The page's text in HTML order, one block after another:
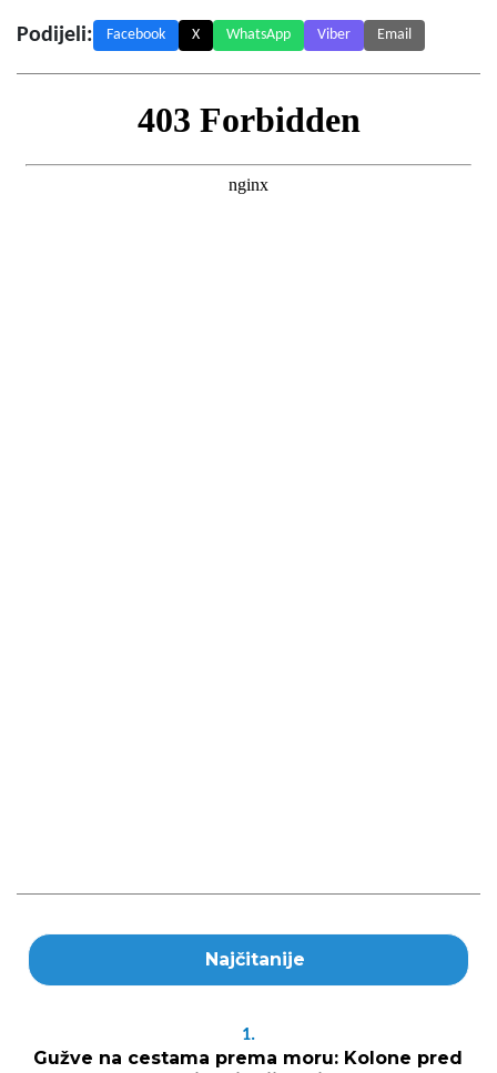
Podijeli: Facebook X WhatsApp Viber Email
Najčitanije
1.
Gužve na cestama prema moru: Kolone pred